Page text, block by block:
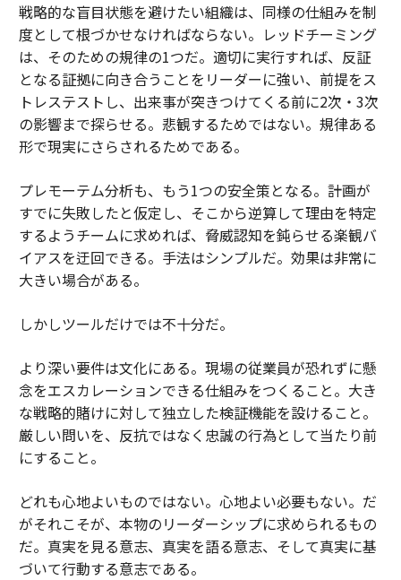
戦略的な盲目状態を避けたい組織は、同様の仕組みを制
度として根づかせなければならない。レッドチーミング
は、そのための規律の1つだ。適切に実行すれば、反証
となる証拠に向き合うことをリーダーに強い、前提をス
トレステストし、出来事が突きつけてくる前に2次・3次
の影響まで探らせる。悲観するためではない。規律ある
形で現実にさらされるためである。
プレモーテム分析も、もう1つの安全策となる。計画が
すでに失敗したと仮定し、そこから逆算して理由を特定
するようチームに求めれば、脅威認知を鈍らせる楽観バ
イアスを迂回できる。手法はシンプルだ。効果は非常に
大きい場合がある。
しかしツールだけでは不十分だ。
より深い要件は文化にある。現場の従業員が恐れずに懸
念をエスカレーションできる仕組みをつくること。大き
な戦略的賭けに対して独立した検証機能を設けること。
厳しい問いを、反抗ではなく忠誠の行為として当たり前
にすること。
どれも心地よいものではない。心地よい必要もない。だ
がそれこそが、本物のリーダーシップに求められるもの
だ。真実を見る意志、真実を語る意志、そして真実に基
づいて行動する意志である。